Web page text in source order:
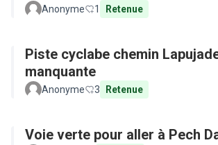
Anonyme 1 Retenue
Piste cyclabe chemin
manquante
Anonyme 3 Retenue
Voie verte pour aller à Pech